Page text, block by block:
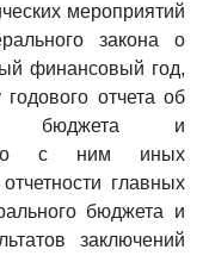
мероприятий
закона о
финансовый год,
отчета об
бюджета и
с ним иных
главных
бюджета и
заключений